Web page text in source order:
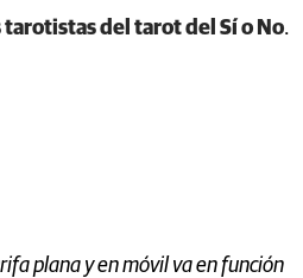
del tarot del Sí o No.
plana y en móvil va en función